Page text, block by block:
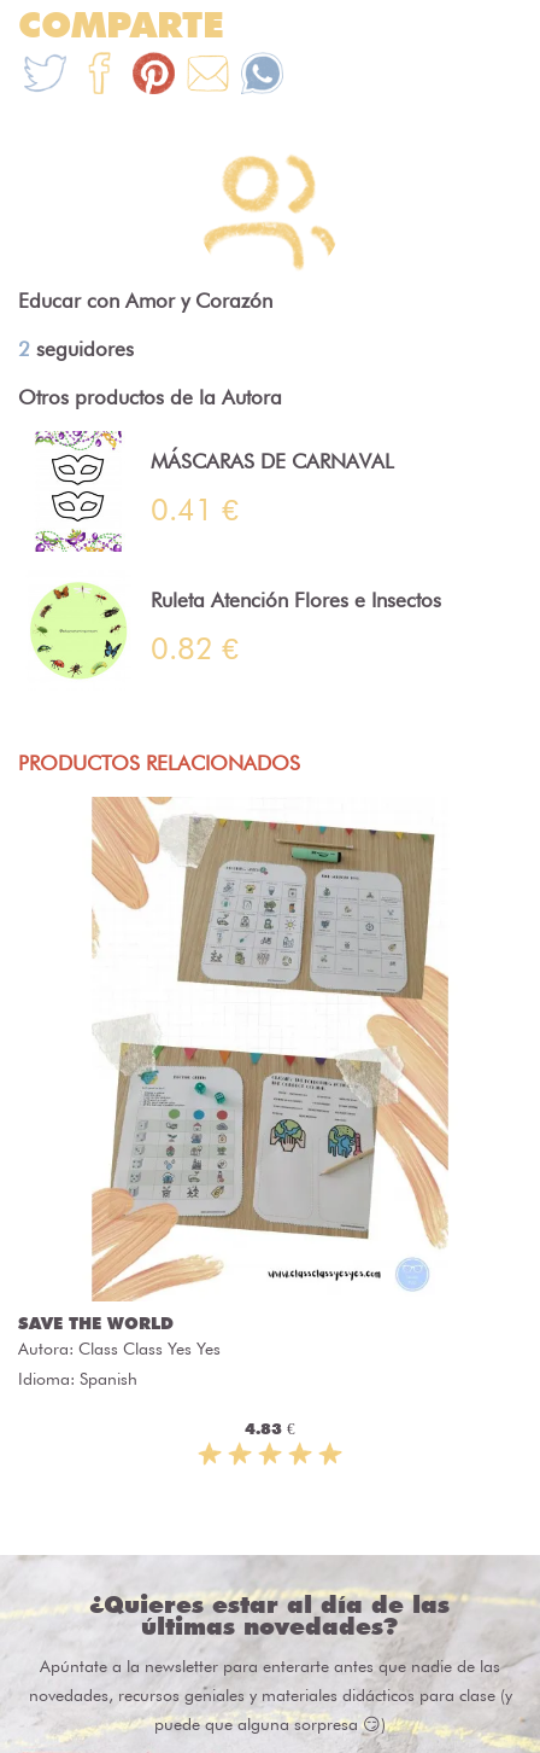
COMPARTE
Educar con Amor y Corazón
2 seguidores
Otros productos de la Autora
MÁSCARAS DE CARNAVAL
0.41 €
Ruleta Atención Flores e Insectos
0.82 €
PRODUCTOS RELACIONADOS
SAVE THE WORLD
Autora: Class Class Yes Yes
Idioma: Spanish
4.83 €
¿Quieres estar al día de las
últimas novedades?
Apúntate a la newsletter para enterarte antes que nadie de las
novedades, recursos geniales y materiales didácticos para clase (y
puede que alguna sorpresa 😏)